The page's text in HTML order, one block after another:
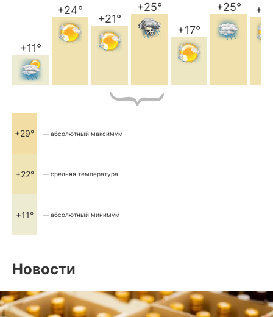
+11°
+24°
+21°
+25°
+17°
+25°
+29° — абсолютный максимум
+22° — средняя температура
+11° — абсолютный минимум
Новости